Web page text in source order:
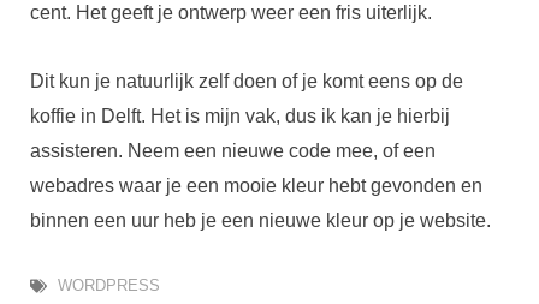
cent. Het geeft je ontwerp weer een fris uiterlijk.
Dit kun je natuurlijk zelf doen of je komt eens op de
koffie in Delft. Het is mijn vak, dus ik kan je hierbij
assisteren. Neem een nieuwe code mee, of een
webadres waar je een mooie kleur hebt gevonden en
binnen een uur heb je een nieuwe kleur op je website.
WORDPRESS